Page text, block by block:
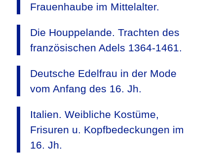
Frauenhaube im Mittelalter.
Die Houppelande. Trachten des
französischen Adels 1364-1461.
Deutsche Edelfrau in der Mode
vom Anfang des 16. Jh.
Italien. Weibliche Kostüme,
Frisuren u. Kopfbedeckungen im
16. Jh.